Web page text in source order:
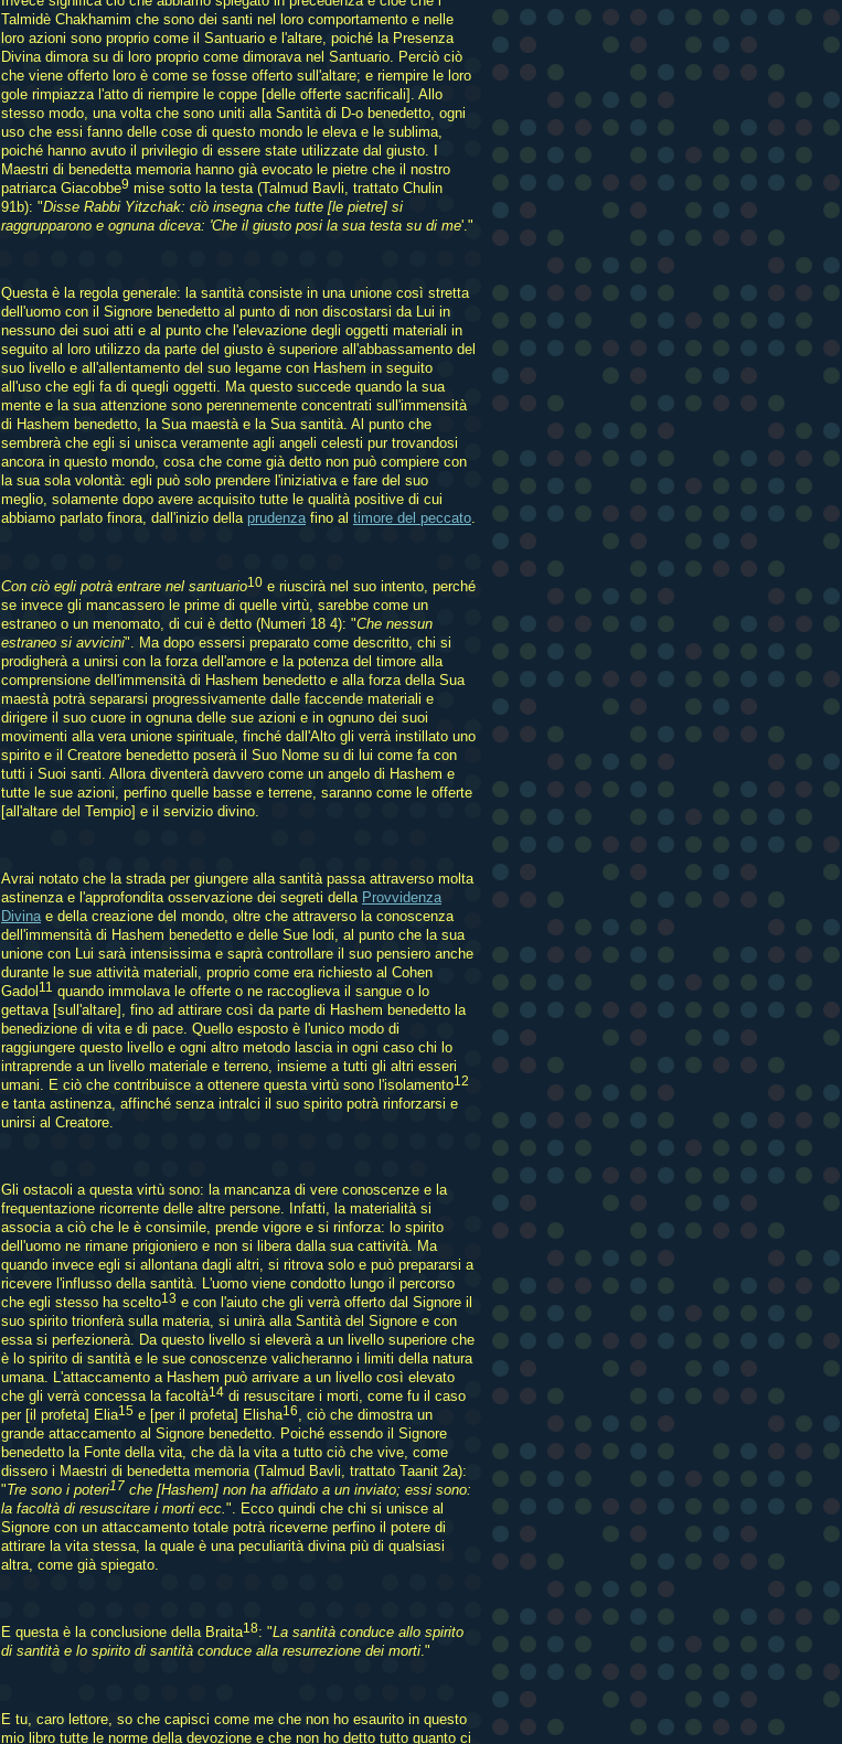
Talmidè Chakhamim che sono dei santi nel loro comportamento e nelle
loro azioni sono proprio come il Santuario e l'altare, poiché la Presenza
Divina dimora su di loro proprio come dimorava nel Santuario. Perciò ciò
che viene offerto loro è come se fosse offerto sull'altare; e riempire le loro
gole rimpiazza l'atto di riempire le coppe [delle offerte sacrificali]. Allo
stesso modo, una volta che sono uniti alla Santità di D-o benedetto, ogni
uso che essi fanno delle cose di questo mondo le eleva e le sublima,
poiché hanno avuto il privilegio di essere state utilizzate dal giusto. I
Maestri di benedetta memoria hanno già evocato le pietre che il nostro
patriarca Giacobbe9 mise sotto la testa (Talmud Bavli, trattato Chulin
91b): "Disse Rabbi Yitzchak: ciò insegna che tutte [le pietre] si
raggrupparono e ognuna diceva: 'Che il giusto posi la sua testa su di me'."
Questa è la regola generale: la santità consiste in una unione così stretta
dell'uomo con il Signore benedetto al punto di non discostarsi da Lui in
nessuno dei suoi atti e al punto che l'elevazione degli oggetti materiali in
seguito al loro utilizzo da parte del giusto è superiore all'abbassamento del
suo livello e all'allentamento del suo legame con Hashem in seguito
all'uso che egli fa di quegli oggetti. Ma questo succede quando la sua
mente e la sua attenzione sono perennemente concentrati sull'immensità
di Hashem benedetto, la Sua maestà e la Sua santità. Al punto che
sembrerà che egli si unisca veramente agli angeli celesti pur trovandosi
ancora in questo mondo, cosa che come già detto non può compiere con
la sua sola volontà: egli può solo prendere l'iniziativa e fare del suo
meglio, solamente dopo avere acquisito tutte le qualità positive di cui
abbiamo parlato finora, dall'inizio della prudenzafino al timore del peccato.
Con ciò egli potrà entrare nel santuario10 e riuscirà nel suo intento, perché
se invece gli mancassero le prime di quelle virtù, sarebbe come un
estraneo o un menomato, di cui è detto (Numeri 18 4): "Che nessun
estraneo si avvicini". Ma dopo essersi preparato come descritto, chi si
prodigherà a unirsi con la forza dell'amore e la potenza del timore alla
comprensione dell'immensità di Hashem benedetto e alla forza della Sua
maestà potrà separarsi progressivamente dalle faccende materiali e
dirigere il suo cuore in ognuna delle sue azioni e in ognuno dei suoi
movimenti alla vera unione spirituale, finché dall'Alto gli verrà instillato uno
spirito e il Creatore benedetto poserà il Suo Nome su di lui come fa con
tutti i Suoi santi. Allora diventerà davvero come un angelo di Hashem e
tutte le sue azioni, perfino quelle basse e terrene, saranno come le offerte
[all'altare del Tempio] e il servizio divino.
Avrai notato che la strada per giungere alla santità passa attraverso molta
astinenza e l'approfondita osservazione dei segreti della Provvidenza
Divina e della creazione del mondo, oltre che attraverso la conoscenza
dell'immensità di Hashem benedetto e delle Sue lodi, al punto che la sua
unione con Lui sarà intensissima e saprà controllare il suo pensiero anche
durante le sue attività materiali, proprio come era richiesto al Cohen
Gadol 11 quando immolava le offerte o ne raccoglieva il sangue o lo
gettava [sull'altare], fino ad attirare così da parte di Hashem benedetto la
benedizione di vita e di pace. Quello esposto è l'unico modo di
raggiungere questo livello e ogni altro metodo lascia in ogni caso chi lo
intraprende a un livello materiale e terreno, insieme a tutti gli altri esseri
umani. E ciò che contribuisce a ottenere questa virtù sono l'isolamento12
e tanta astinenza, affinché senza intralci il suo spirito potrà rinforzarsi e
unirsi al Creatore.
Gli ostacoli a questa virtù sono: la mancanza di vere conoscenze e la
frequentazione ricorrente delle altre persone. Infatti, la materialità si
associa a ciò che le è consimile, prende vigore e si rinforza: lo spirito
dell'uomo ne rimane prigioniero e non si libera dalla sua cattività. Ma
quando invece egli si allontana dagli altri, si ritrova solo e può prepararsi a
ricevere l'influsso della santità. L'uomo viene condotto lungo il percorso
che egli stesso ha scelto13 e con l'aiuto che gli verrà offerto dal Signore il
suo spirito trionferà sulla materia, si unirà alla Santità del Signore e con
essa si perfezionerà. Da questo livello si eleverà a un livello superiore che
è lo spirito di santità e le sue conoscenze valicheranno i limiti della natura
umana. L'attaccamento a Hashem può arrivare a un livello così elevato
che gli verrà concessa la facoltà14 di resuscitare i morti, come fu il caso
per [il profeta] Elia15 e [per il profeta] Elisha16, ciò che dimostra un
grande attaccamento al Signore benedetto. Poiché essendo il Signore
benedetto la Fonte della vita, che dà la vita a tutto ciò che vive, come
dissero i Maestri di benedetta memoria (Talmud Bavli, trattato Taanit 2a):
"Tre sono i poteri17 che [Hashem] non ha affidato a un inviato; essi sono:
la facoltà di resuscitare i morti ecc.". Ecco quindi che chi si unisce al
Signore con un attaccamento totale potrà riceverne perfino il potere di
attirare la vita stessa, la quale è una peculiarità divina più di qualsiasi
altra, come già spiegato.
E questa è la conclusione della Braita18: "La santità conduce allo spirito
di santità e lo spirito di santità conduce alla resurrezione dei morti."
E tu, caro lettore, so che capisci come me che non ho esaurito in questo
mio libro tutte le norme della devozione e che non ho detto tutto quanto ci